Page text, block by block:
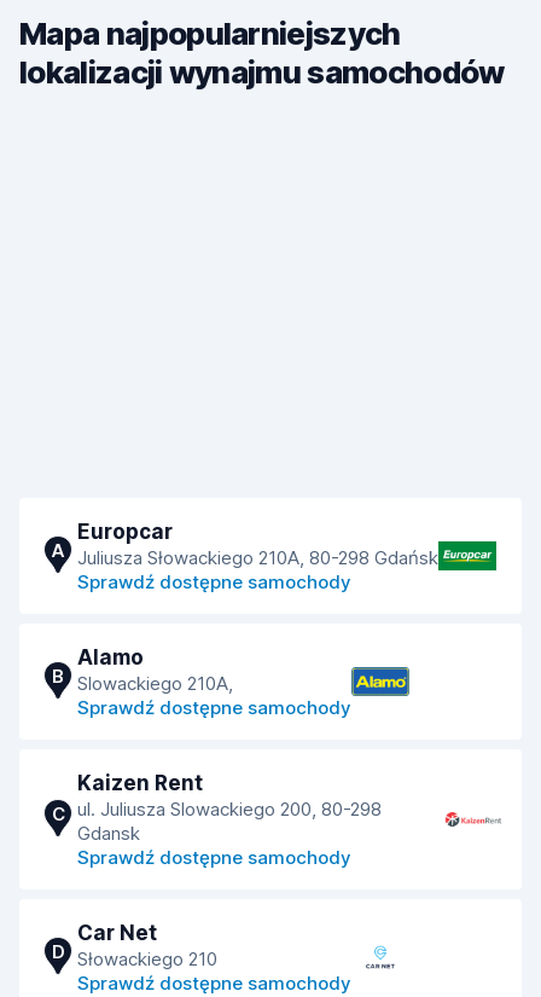
Mapa najpopularniejszych
lokalizacji wynajmu samochodów
A
Europcar
Juliusza Słowackiego 210A, 80-298 Gdańsk
Sprawdź dostępne samochody
B
Alamo
Slowackiego 210A,
Sprawdź dostępne samochody
C
Kaizen Rent
ul. Juliusza Slowackiego 200, 80-298
Gdansk
Sprawdź dostępne samochody
D
Car Net
Słowackiego 210
Sprawdź dostępne samochody